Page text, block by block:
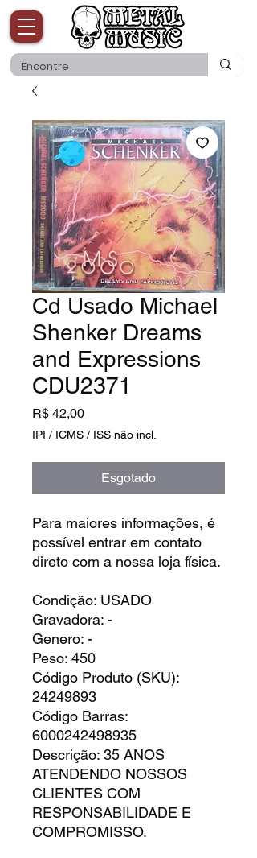
Cd Usado Michael
Shenker Dreams
and Expressions
CDU2371
R$ 42,00Preço
IPI / ICMS / ISS não incl.
Esgotado
Para maiores informações, é
possível entrar em contato
direto com a nossa loja física.
Condição: USADO
Gravadora: -
Genero: -
Peso: 450
Código Produto (SKU):
24249893
Código Barras:
6000242498935
Descrição: 35 ANOS
ATENDENDO NOSSOS
CLIENTES COM
RESPONSABILIDADE E
COMPROMISSO.